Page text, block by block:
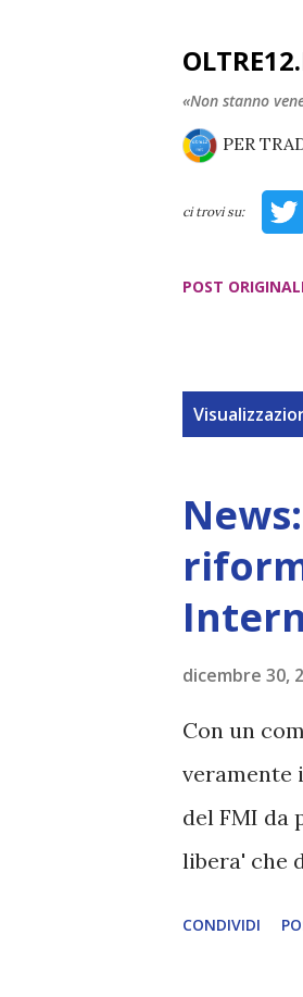
«Non stanno
PER
ci trovi su:
POST
dicembre 30,
Con un
veramente
del FMI da
libera' che
CONDIVIDI